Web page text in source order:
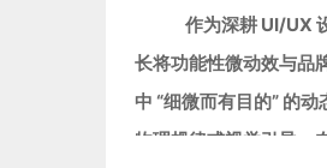
图 2：全球武装冲突
作为深耕 UI/UX
长将功能性微动效与品
中 “细微而有目的” 的
物理规律或视觉引导，